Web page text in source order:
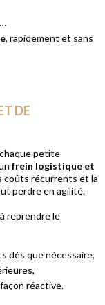
, rapidement et sans
DE
petite
frein logistique et
coûts récurrents et la
perdre en agilité.
reprendre le
dès que nécessaire,
réactive.